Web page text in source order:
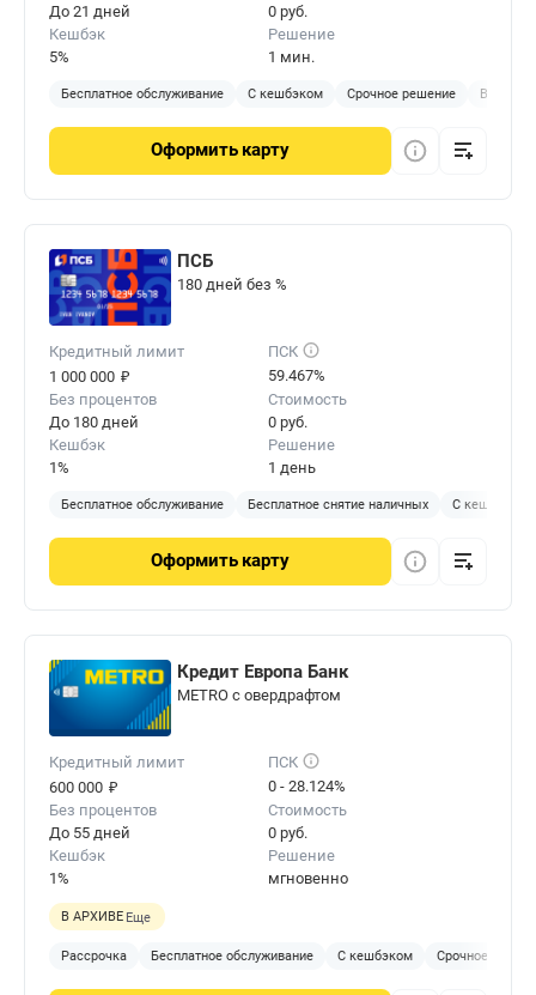
До 21 дней
0 руб.
Кешбэк
5%
Решение
1 мин.
Бесплатное обслуживание С кешбэком Срочное решение
Оформить карту
ПСБ
180 дней без %
Кредитный лимит
1 000 000 ₽
ПСК
59.467%
Без процентов
До 180 дней
Стоимость
0 руб.
Кешбэк
1%
Решение
1 день
Бесплатное обслуживание Бесплатное снятие наличных С кешбэком
Оформить карту
Кредит Европа Банк
METRO с овердрафтом
Кредитный лимит
600 000 ₽
ПСК
0 - 28.124%
Без процентов
До 55 дней
Стоимость
0 руб.
Кешбэк
1%
Решение
мгновенно
В АРХИВЕ Еще
Рассрочка Бесплатное обслуживание С кешбэком Срочное